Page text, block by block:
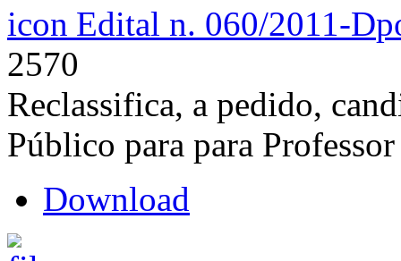
Edital n. 060/2011-D
2570
Reclassifica, a pedido,
Público para para
Download